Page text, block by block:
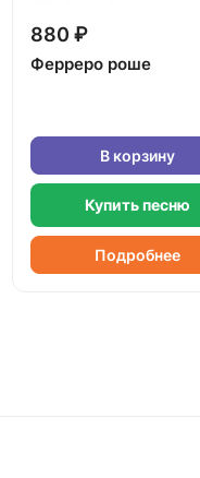
880 ₽
Ферреро роше
В корзину
Купить песню
Подробнее